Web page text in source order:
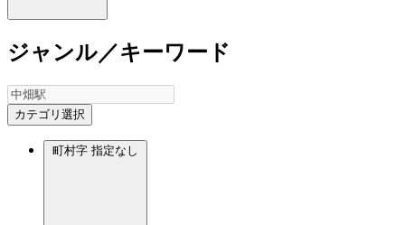
ジャンル／キーワード
カテゴリ選択
町村字 指定なし